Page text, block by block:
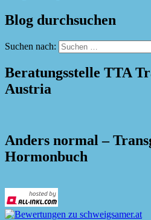
Blog durchsuchen
Suchen nach:
Beratungsstelle TTA
Austria
Anders normal –
Hormonbuch